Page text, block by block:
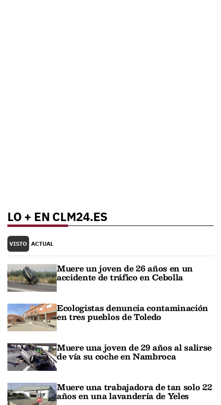
LO + EN CLM24.ES
VISTO ACTUAL
Muere un joven de 26 años en un
accidente de tráfico en Cebolla
Ecologistas denuncia contaminación
en tres pueblos de Toledo
Muere una joven de 29 años al salirse
de vía su coche en Nambroca
Muere una trabajadora de tan solo 22
años en una lavandería de Yeles